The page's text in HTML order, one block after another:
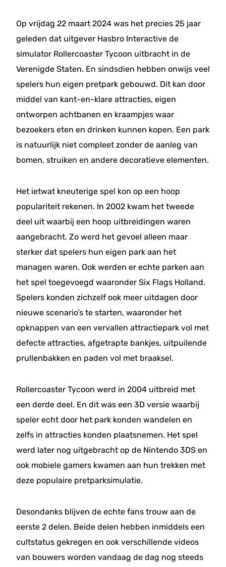
Op vrijdag 22 maart 2024 was het precies 25 jaar
geleden dat uitgever Hasbro Interactive de
simulator Rollercoaster Tycoon uitbracht in de
Verenigde Staten. En sindsdien hebben onwijs veel
spelers hun eigen pretpark gebouwd. Dit kan door
middel van kant-en-klare attracties, eigen
ontworpen achtbanen en kraampjes waar
bezoekers eten en drinken kunnen kopen. Een park
is natuurlijk niet compleet zonder de aanleg van
bomen, struiken en andere decoratieve elementen.
Het ietwat kneuterige spel kon op een hoop
populariteit rekenen. In 2002 kwam het tweede
deel uit waarbij een hoop uitbreidingen waren
aangebracht. Zo werd het gevoel alleen maar
sterker dat spelers hun eigen park aan het
managen waren. Ook werden er echte parken aan
het spel toegevoegd waaronder Six Flags Holland.
Spelers konden zichzelf ook meer uitdagen door
nieuwe scenario’s te starten, waaronder het
opknappen van een vervallen attractiepark vol met
defecte attracties, afgetrapte bankjes, uitpuilende
prullenbakken en paden vol met braaksel.
Rollercoaster Tycoon werd in 2004 uitbreid met
een derde deel. En dit was een 3D versie waarbij
speler echt door het park konden wandelen en
zelfs in attracties konden plaatsnemen. Het spel
werd later nog uitgebracht op de Nintendo 3DS en
ook mobiele gamers kwamen aan hun trekken met
deze populaire pretparksimulatie.
Desondanks blijven de echte fans trouw aan de
eerste 2 delen. Beide delen hebben inmiddels een
cultstatus gekregen en ook verschillende videos
van bouwers worden vandaag de dag nog steeds